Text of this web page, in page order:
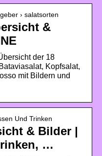
› salatsorten
&
der 18
Kopfsalat,
mit Bildern und
Und Trinken
& Bilder |
…